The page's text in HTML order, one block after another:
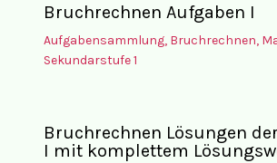
Bruchrechnen Aufgaben I
Aufgabensammlung, Bruchrechnen,
Sekundarstufe 1
Bruchrechnen Lösungen
I mit komplettem